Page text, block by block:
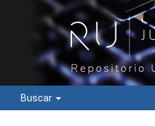
Buscar